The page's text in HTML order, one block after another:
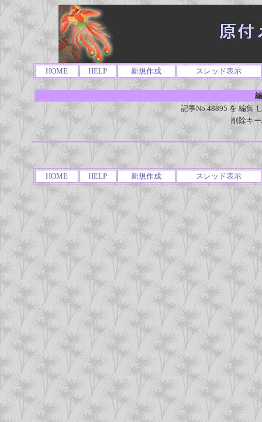
HOME HELP 新規作成 スレッド表示
記事No.48895 を 編集
削除キ
HOME HELP 新規作成 スレッド表示